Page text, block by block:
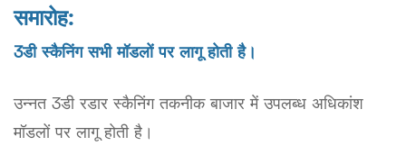
समारोह:
3डी स्कैनिंग सभी मॉडलों पर लागू होती है।
उन्नत 3डी रडार स्कैनिंग तकनीक बाजार में उपलब्ध अधिकांश
मॉडलों पर लागू होती है।